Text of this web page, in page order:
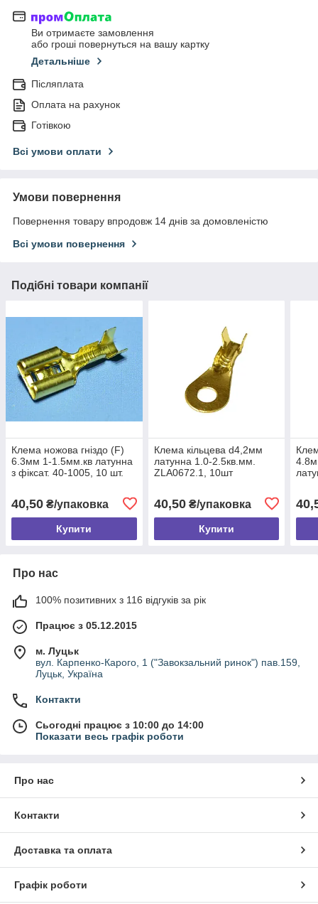
Ви отримаєте замовлення
або гроші повернуться на вашу картку
Детальніше
Післяплата
Оплата на рахунок
Готівкою
Всі умови оплати
Умови повернення
Повернення товару впродовж 14 днів за домовленістю
Всі умови повернення
Подібні товари компанії
Клема ножова гніздо (F)
6.3мм 1-1.5мм.кв латунна
з фіксат. 40-1005, 10 шт.
40,50 ₴/упаковка
Купити
Клема кільцева d4,2мм
латунна 1.0-2.5кв.мм.
ZLA0672.1, 10шт
40,50₴/упаковка
Купити
Про нас
100% позитивних з 116 відгуків за рік
Працює з 05.12.2015
м. Луцьк
вул. Карпенко-Карого, 1 ("Завокзальний ринок") пав.159,
Луцьк, Україна
Контакти
Сьогодні працює з 10:00 до 14:00
Показати весь графік роботи
Про нас
Контакти
Доставка та оплата
Графік роботи